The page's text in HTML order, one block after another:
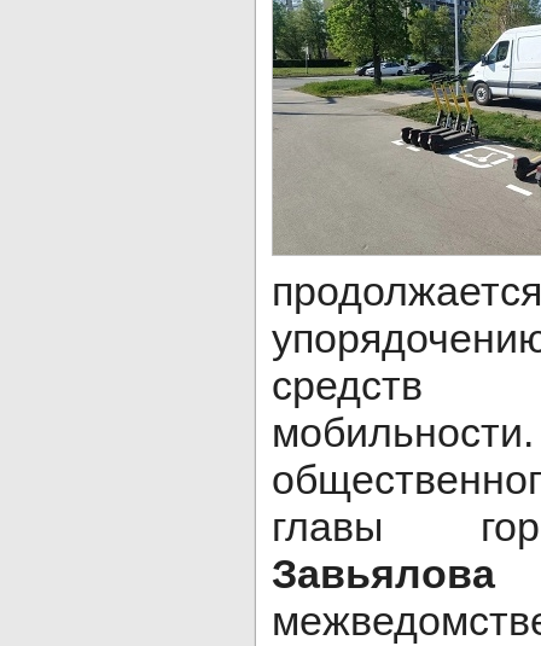
средств
главы
Завьялова